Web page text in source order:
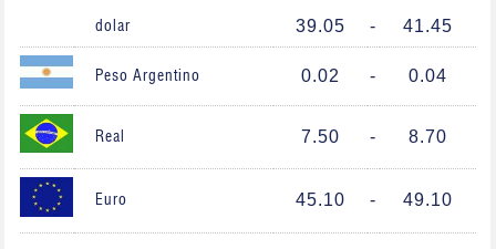
dolar 39.05 - 41.45
Peso Argentino 0.02 - 0.04
Real 7.50 - 8.70
Euro 45.10 - 49.10